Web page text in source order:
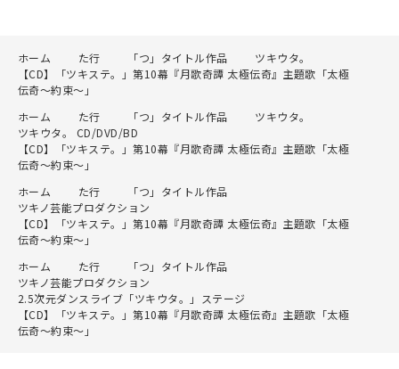
ホーム た行 「つ」タイトル作品
ツキウタ。
【CD】「ツキステ。」第10幕『月歌奇譚 太極伝奇』主題歌「太極
伝奇～約束～」
ホーム
た行 「つ」タイトル作品
ツキウタ。
ツキウタ。 CD/DVD/BD
【CD】「ツキステ。」第10幕『月歌奇譚 太極伝奇』主題歌「太極
伝奇～約束～」
ホーム
た行
「つ」タイトル作品
ツキノ芸能プロダクション
【CD】「ツキステ。」第10幕『月歌奇譚 太極伝奇』主題歌「太極
伝奇～約束～」
ホーム
た行
「つ」タイトル作品
ツキノ芸能プロダクション
2.5次元ダンスライブ「ツキウタ。」ステージ
【CD】「ツキステ。」第10幕『月歌奇譚 太極伝奇』主題歌「太極
伝奇～約束～」